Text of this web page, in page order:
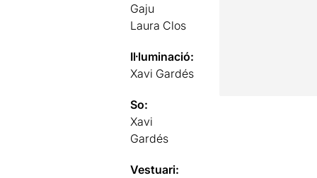
Gaju
Laura Clos
Il·luminació:
Xavi Gardés
So:
Xavi
Gardés
Vestuari: